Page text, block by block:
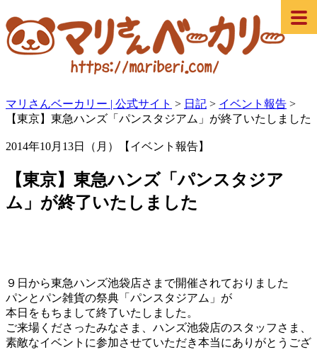
マリさんベーカリー | 公式サイト > 日記 > イベント報告 >
【東京】東急ハンズ「パンスタジアム」が終了いたしました
2014年10月13日（月）【イベント報告】
【東京】東急ハンズ「パンスタジア
ム」が終了いたしました
９日から東急ハンズ池袋店さまで開催されておりました
パンとパン雑貨の祭典「パンスタジアム」が
本日をもちまして終了いたしました。
ご来場くださったみなさま、ハンズ池袋店のスタッフさま、
素敵なイベントに参加させていただき本当にありがとうござ